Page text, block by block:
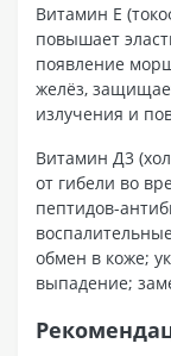
Витамин Е
повышает
появление
желёз,
излучения и
Витамин Д3
от гибели во
пептидов-
обмен в коже;
выпадение;